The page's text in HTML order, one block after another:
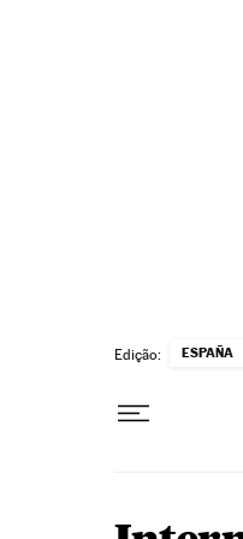
Edição: ESPAÑA